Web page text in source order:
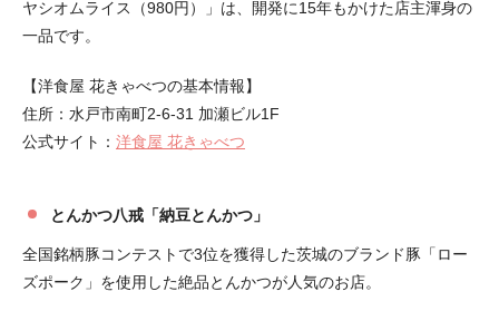
ヤシオムライス（980円）」は、開発に15年もかけた店主渾身の
一品です。
【洋食屋 花きゃべつの基本情報】
住所：水戸市南町2-6-31 加瀬ビル1F
公式サイト： 洋食屋 花きゃべつ
とんかつ八戒「納豆とんかつ」
全国銘柄豚コンテストで3位を獲得した茨城のブランド豚「ロー
ズポーク」を使用した絶品とんかつが人気のお店。